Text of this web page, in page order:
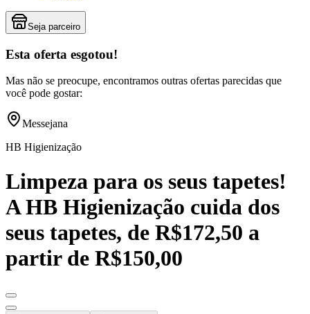
Seja parceiro
Esta oferta esgotou!
Mas não se preocupe, encontramos outras ofertas parecidas que
você pode gostar:
Messejana
HB Higienização
Limpeza para os seus tapetes!
A HB Higienização cuida dos
seus tapetes, de R$172,50 a
partir de R$150,00